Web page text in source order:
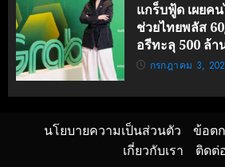
แกร็บฟู้ด เผยค
ช่วยไทยพลัส
อรีทะลุ 500 ล้า
กรกฎาคม 3,
นโยบายความเป็นส่วนตัว
ข้อต
เกี่ยวกับเรา
ติดต่